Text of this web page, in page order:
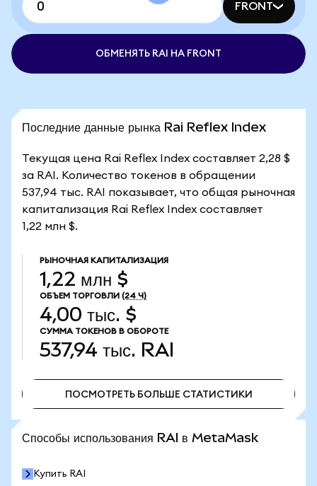
FRONT
ОБМЕНЯТЬ RAI НА FRONT
Последние данные рынка Rai Reflex Index
Текущая цена Rai Reflex Index составляет 2,28 $
за RAI. Количество токенов в обращении
537,94 тыс. RAI показывает, что общая рыночная
капитализация Rai Reflex Index составляет
1,22 млн $.
РЫНОЧНАЯ КАПИТАЛИЗАЦИЯ
1,22 млн $
ОБЪЕМ ТОРГОВЛИ (24 Ч)
4,00 тыс. $
СУММА ТОКЕНОВ В ОБОРОТЕ
537,94 тыс. RAI
ПОСМОТРЕТЬ БОЛЬШЕ СТАТИСТИКИ
Способы использования RAI в MetaMask
Купить RAI